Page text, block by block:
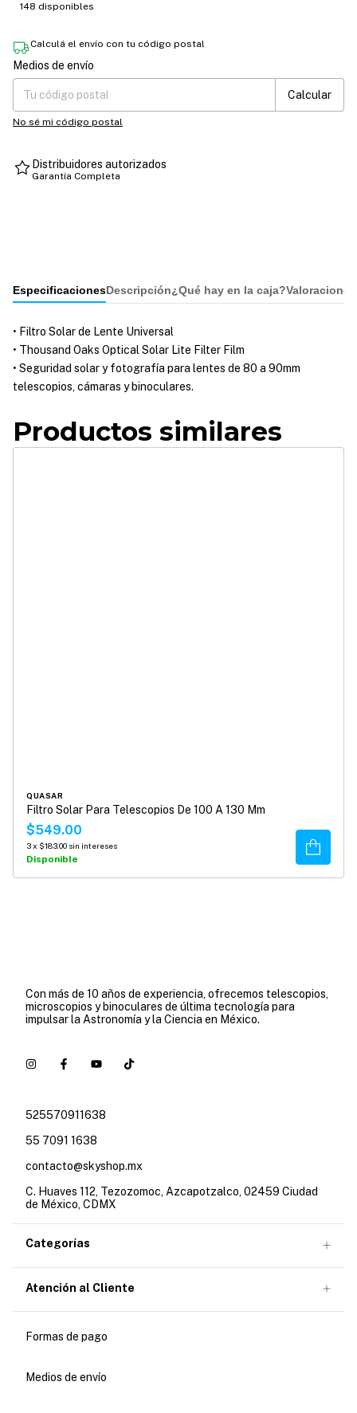
148 disponibles
Calculá el envío con tu código postal
Entregas para el CP:
Medios de envío
Calcular
No sé mi código postal
Distribuidores autorizados
Garantía Completa
EspecificacionesDescripción¿Qué hay en la caja?
• Filtro Solar de Lente Universal
• Thousand Oaks Optical Solar Lite Filter Film
• Seguridad solar y fotografía para lentes de 80 a 90mm
telescopios, cámaras y binoculares.
Productos similares
QUASAR
Filtro Solar Para Telescopios De 100 A 130 Mm
$549.00
3x $183.00 sin intereses
Disponible
Comprar
Con más de 10 años de experiencia, ofrecemos telescopios,
microscopios y binoculares de última tecnología para
impulsar la Astronomía y la Ciencia en México.
525570911638
55 7091 1638
contacto@skyshop.mx
C. Huaves 112, Tezozomoc, Azcapotzalco, 02459 Ciudad
de México, CDMX
Categorías
Atención al Cliente
Formas de pago
Medios de envío